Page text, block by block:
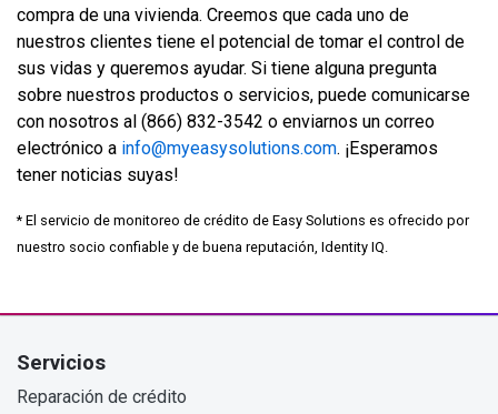
compra de una vivienda. Creemos que cada uno de
nuestros clientes tiene el potencial de tomar el control de
sus vidas y queremos ayudar. Si tiene alguna pregunta
sobre nuestros productos o servicios, puede comunicarse
con nosotros al (866) 832-3542 o enviarnos un correo
electrónico a info@myeasysolutions.com. ¡Esperamos
tener noticias suyas!
* El servicio de monitoreo de crédito de Easy Solutions es ofrecido por
nuestro socio confiable y de buena reputación, Identity IQ.
Servicios
Reparación de crédito